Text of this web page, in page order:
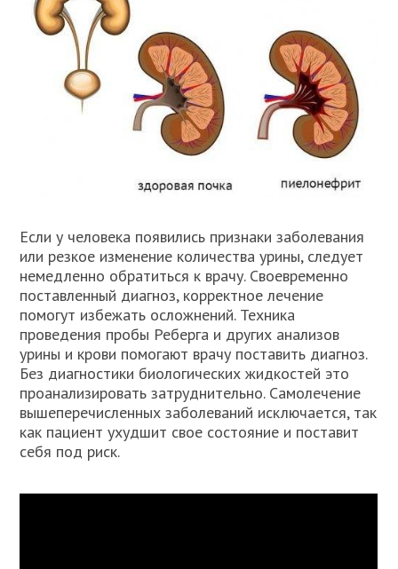
Если у человека появились признаки заболевания
или резкое изменение количества урины, следует
немедленно обратиться к врачу. Своевременно
поставленный диагноз, корректное лечение
помогут избежать осложнений. Техника
проведения пробы Реберга и других анализов
урины и крови помогают врачу поставить диагноз.
Без диагностики биологических жидкостей это
проанализировать затруднительно. Самолечение
вышеперечисленных заболеваний исключается, так
как пациент ухудшит свое состояние и поставит
себя под риск.